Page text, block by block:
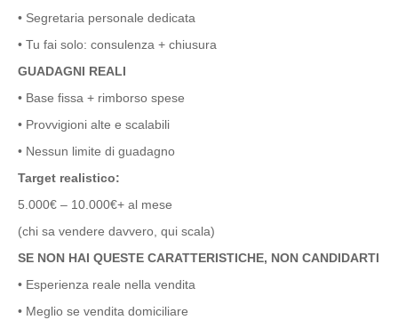
• Segretaria personale dedicata
• Tu fai solo: consulenza + chiusura
GUADAGNI REALI
• Base fissa + rimborso spese
• Provvigioni alte e scalabili
• Nessun limite di guadagno
Target realistico:
5.000€ – 10.000€+ al mese
(chi sa vendere davvero, qui scala)
SE NON HAI QUESTE CARATTERISTICHE, NON CANDIDARTI
• Esperienza reale nella vendita
• Meglio se vendita domiciliare